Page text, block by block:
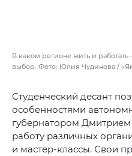
В каком регионе жить и
выбор. Фото: Юлия Чудинова /
Студенческий десант
особенностями
губернатором
работу различных
и мастер-классы. Свои